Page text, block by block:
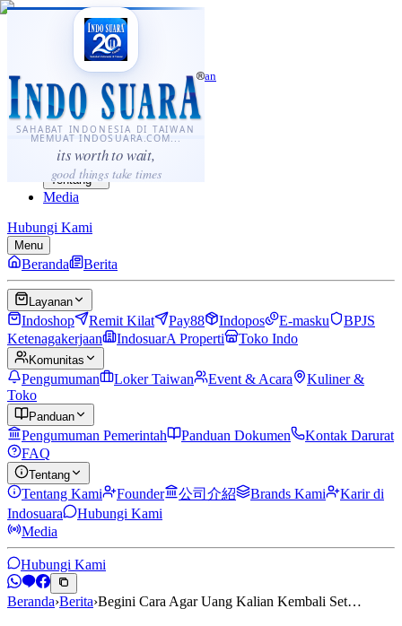
SAHABAT INDONESIA DI TAIWAN
MEMUAT INDOSUARA.COM...
its worth to wait,
good things take times
·...
⌘K
Sahabat Indonesia di Taiwan
Berita
Layanan
Komunitas
Panduan
Tentang
Media
Hubungi Kami
Menu
Beranda Berita
Layanan
Indoshop Remit Kilat Pay88 Indopos E-masku
BPJS
Ketenagakerjaan
IndosuarA Properti Toko Indo
Komunitas
Pengumuman Loker Taiwan Event & Acara
Kuliner &
Toko
Panduan
Pengumuman Pemerintah Panduan Dokumen
Kontak Darurat
FAQ
Tentang
Tentang Kami Founder 公司介紹 Brands Kami
Karir di
Indosuara
Hubungi Kami
Media
Hubungi Kami
Beranda›Berita›Begini Cara Agar Uang Kalian Kembali Set…